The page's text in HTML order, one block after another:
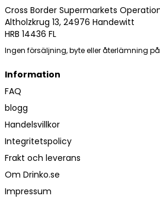
Cross Border Supermarkets
Altholzkrug 13, 24976 Handewitt
HRB 14436 FL
Ingen försäljning, byte eller återlämning
Information
FAQ
blogg
Handelsvillkor
Integritetspolicy
Frakt och leverans
Om Drinko.se
Impressum